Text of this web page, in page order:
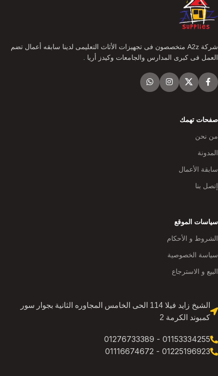
شركة A2z متخصصون فى تجهيزات الأثاث التعليمى لدينا سابقه أعمال تضم
العمل فى كبرى المدارس والجامعات وكيدز أريا .
صفحات تهمك
من نحن
المدونة
سابقة الأعمال
إتصل بنا
سياسات الموقع
الشروط و الأحكام
سياسة الخصوصية
البيع و الاسترجاع
الشيخ زايد فيلا 114 الحى الخامس المجاوره الثانية بجوار سور
كمبوند الكرمة 2
01153334255 - 01276733389
01225196923 - 01116674672